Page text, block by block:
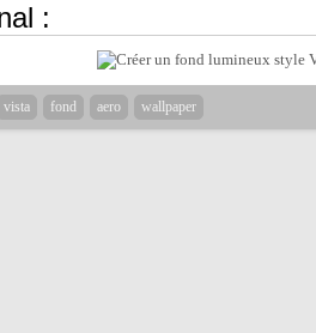
:
vista fond aero wallpaper